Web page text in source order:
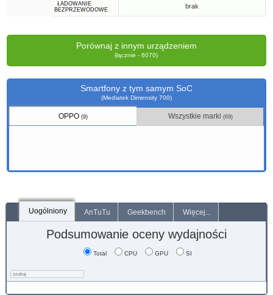
ŁADOWANIE
BEZPRZEWODOWE
brak
Porównaj z innym urządzeniem
(łącznie - 6070)
Smartfony z tym samym SoC
(Mediatek Dimensity 700)
OPPO(9) Wszystkie marki (69)
Uogólniony AnTuTu Geekbench Więcej...
Podsumowanie oceny wydajności
Total CPU GPU SI